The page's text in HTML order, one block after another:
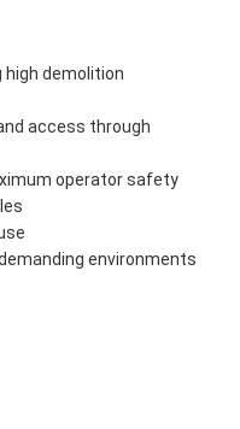
high demolition
access through
operator safety
environments